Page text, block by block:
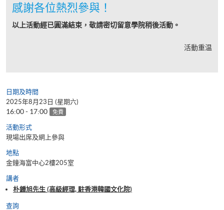
感謝各位熱烈參與！
以上活動經已圓滿結束，敬請密切留意學院稍後活動。
活動重温
日期及時間
2025年8月23日 (星期六)
16:00 - 17:00 免費
活動形式
現場出席及網上參與
地點
金鐘海富中心2樓205室
講者
朴鍾旭先生 (高級經理, 駐香港韓國文化院)
查詢